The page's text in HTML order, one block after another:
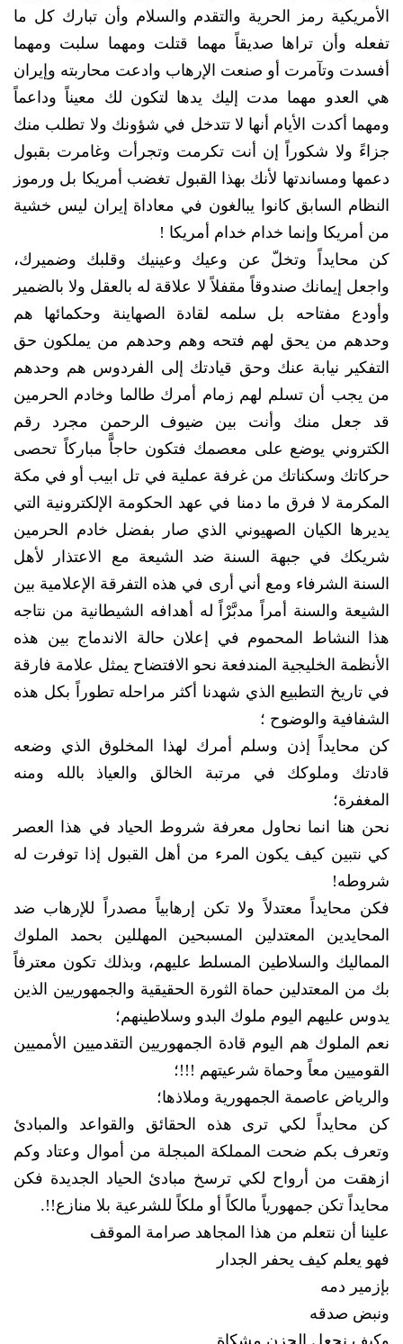
الأمريكية رمز الحرية والتقدم والسلام وأن تبارك كل ما
تفعله وأن تراها صديقاً مهما قتلت ومهما سلبت ومهما
أفسدت وتآمرت أو صنعت الإرهاب وادعت محاربته وإيران
هي العدو مهما مدت إليك يدها لتكون لك معيناً وداعماً
ومهما أكدت الأيام أنها لا تتدخل في شؤونك ولا تطلب منك
جزاءً ولا شكوراً إن أنت تكرمت وتجرأت وغامرت بقبول
دعمها ومساندتها لأنك بهذا القبول تغضب أمريكا بل ورموز
النظام السابق كانوا يبالغون في معاداة إيران ليس خشية
من أمريكا وإنما خدام خدام أمريكا !
كن محايداً وتخلّ عن وعيك وعينيك وقلبك وضميرك،
واجعل إيمانك صندوقاً مقفلاً لا علاقة له بالعقل ولا بالضمير
وأودع مفتاحه بل سلمه لقادة الصهاينة وحكمائها هم
وحدهم من يحق لهم فتحه وهم وحدهم من يملكون حق
التفكير نيابة عنك وحق قيادتك إلى الفردوس هم وحدهم
من يجب أن تسلم لهم زمام أمرك طالما وخادم الحرمين
قد جعل منك وأنت بين ضيوف الرحمن مجرد رقم
الكتروني يوضع على معصمك فتكون حاجاًّ مباركاً تحصى
حركاتك وسكناتك من غرفة عملية في تل ابيب أو في مكة
المكرمة لا فرق ما دمنا في عهد الحكومة الإلكترونية التي
يديرها الكيان الصهيوني الذي صار بفضل خادم الحرمين
شريكك في جبهة السنة ضد الشيعة مع الاعتذار لأهل
السنة الشرفاء ومع أني أرى في هذه التفرقة الإعلامية بين
الشيعة والسنة أمراً مدبَّرْاً له أهدافه الشيطانية من نتاجه
هذا النشاط المحموم في إعلان حالة الاندماج بين هذه
الأنظمة الخليجية المندفعة نحو الافتضاح يمثل علامة فارقة
في تاريخ التطبيع الذي شهدنا أكثر مراحله تطوراً بكل هذه
الشفافية والوضوح ؛
كن محايداً إذن وسلم أمرك لهذا المخلوق الذي وضعه
قادتك وملوكك في مرتبة الخالق والعياذ بالله ومنه
المغفرة؛
نحن هنا انما نحاول معرفة شروط الحياد في هذا العصر
كي نتبين كيف يكون المرء من أهل القبول إذا توفرت له
شروطه!
فكن محايداً معتدلاً ولا تكن إرهابياً مصدراً للإرهاب ضد
المحايدين المعتدلين المسبحين المهللين بحمد الملوك
المماليك والسلاطين المسلط عليهم، وبذلك تكون معترفاً
بك من المعتدلين حماة الثورة الحقيقية والجمهوريين الذين
يدوس عليهم اليوم ملوك البدو وسلاطينهم؛
نعم الملوك هم اليوم قادة الجمهوريين التقدميين الأمميين
القوميين معاً وحماة شرعيتهم !!!؛
والرياض عاصمة الجمهورية وملاذها؛
كن محايداً لكي ترى هذه الحقائق والقواعد والمبادئ
وتعرف بكم ضحت المملكة المبجلة من أموال وعتاد وكم
ازهقت من أرواح لكي ترسخ مبادئ الحياد الجديدة فكن
محايداً تكن جمهورياً مالكاً أو ملكاً للشرعية بلا منازع!!.
علينا أن نتعلم من هذا المجاهد صرامة الموقف
فهو يعلم كيف يحفر الجدار
بإزمير دمه
ونبض صدقه